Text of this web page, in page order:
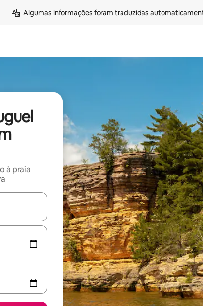
Algumas informações foram traduzidas
à praia
explore-os usando as seta para cima e para baixo do